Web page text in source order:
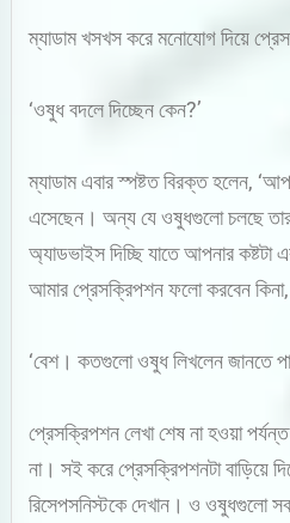
ম্যাডাম খসখস করে মনোযোগ দিয়ে
‘ওষুধ বদলে দিচ্ছেন কেন?’
ম্যাডাম এবার স্পষ্টত বিরক্ত হলেন,
এসেছেন। অন্য যে ওষুধগুলো চলছে তার
অ্যাডভাইস দিচ্ছি যাতে আপনার
আমার প্রেসক্রিপশন ফলো করবেন
‘বেশ। কতগুলো ওষুধ লিখলেন জানতে
প্রেসক্রিপশন লেখা শেষ না হওয়া
না। সই করে প্রেসক্রিপশনটা বাড়িয়ে
রিসেপসনিস্টকে দেখান। ও ওষুধগুলো সব